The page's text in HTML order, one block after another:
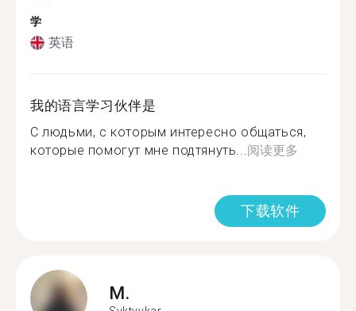
学
英语
我的语言学习伙伴是
С людьми, с которым интересно общаться,
которые помогут мне подтянуть...阅读更多
下载软件
M.